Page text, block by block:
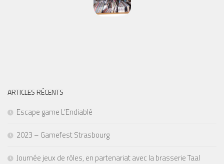
ARTICLES RÉCENTS
Escape game L’Endiablé
2023 – Gamefest Strasbourg
Journée jeux de rôles, en partenariat avec la brasserie Taal